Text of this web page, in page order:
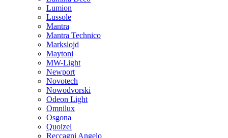
Lumion
Lussole
Mantra
Mantra Technico
Markslojd
Maytoni
MW-Light
Newport
Novotech
Nowodvorski
Odeon Light
Omnilux
Osgona
Quoizel
Reccagni Angelo